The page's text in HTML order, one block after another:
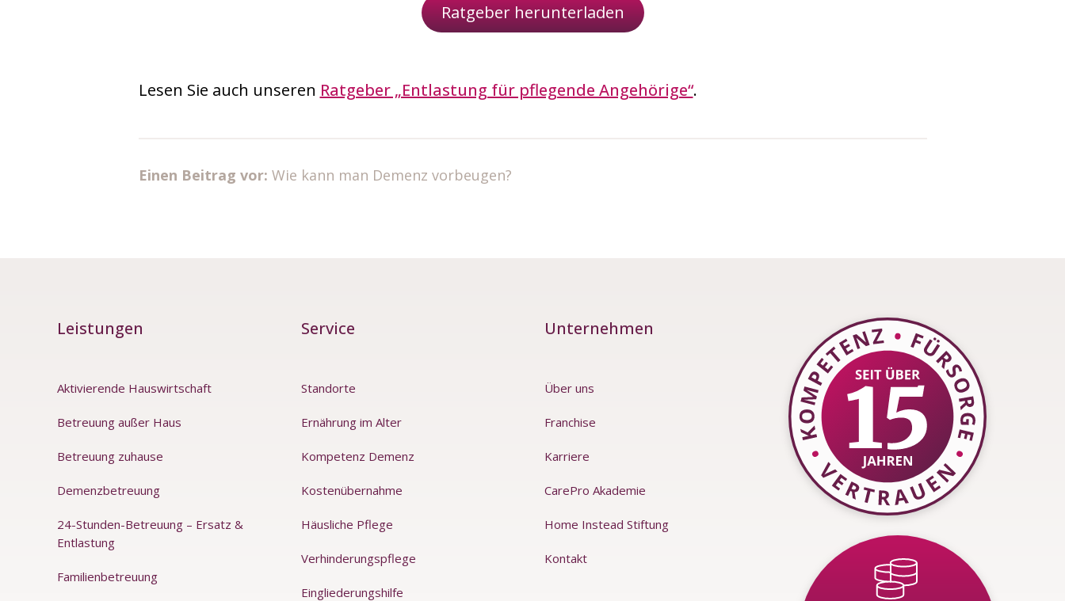
Ratgeber herunterladen
Lesen Sie auch unseren Ratgeber „Entlastung für pflegende Angehörige“.
Einen Beitrag vor: Wie kann man Demenz vorbeugen?
Leistungen
Aktivierende Hauswirtschaft
Betreuung außer Haus
Betreuung zuhause
Demenzbetreuung
24-Stunden-Betreuung – Ersatz &
Entlastung
Familienbetreuung
Service
Standorte
Ernährung im Alter
Kompetenz Demenz
Kostenübernahme
Häusliche Pflege
Verhinderungspflege
Eingliederungshilfe
Unternehmen
Über uns
Franchise
Karriere
CarePro Akademie
Home Instead Stiftung
Kontakt